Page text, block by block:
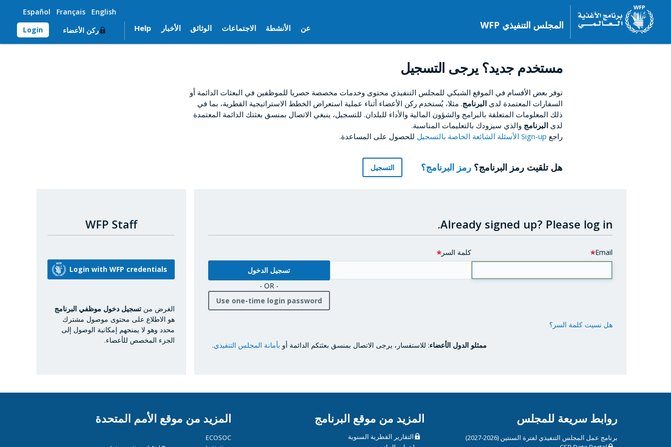
المجلس التنفيذي WFP
English
Français
Español
عن الأنشطة الاجتماعات الوثائق الأخبار Help ركن الأعضاء Login
مستخدم جديد؟ يرجى التسجيل
توفر بعض الأقسام في الموقع الشبكي للمجلس التنفيذي محتوى وخدمات مخصصة حصريا للموظفين في البعثات الدائمة أو
السفارات المعتمدة لدىالبرنامج. مثلا، يُستخدم ركن الأعضاء أثناء عملية استعراض الخطط الاستراتيجية القطرية، بما في
ذلك المعلومات المتعلقة بالبرامج والشؤون المالية والأداء للبلدان. للتسجيل، ينبغي الاتصال بمنسق بعثتك الدائمة المعتمدة
لدىالبرنامج والذي سيزودك بالتعليمات المناسبة.
راجع Sign-up الأسئلة الشائعة الخاصة بالتسجيل للحصول على المساعدة.
هل تلقيت رمز البرنامج؟رمز البرنامج؟ التسجيل
WFP Staff
الغرض من تسجيل دخول موظفي البرنامج
هو الاطلاع على محتوى موصول مشترك
محدد وهو لا يمنحهم إمكانية الوصول إلى
الجزء المخصص للأعضاء.
Already signed up? Please log in.
Email كلمة السر
- OR -
Use one-time login password
هل نسيت كلمة السر؟
ممثلو الدول الأعضاء: للاستفسار، يرجى الاتصال بمنسق بعثتكم الدائمة أو بأمانة المجلس التنفيذي.
روابط سريعة للمجلس
برنامج عمل المجلس التنفيذي لفترة السنتين (2026-2027)
المزيد من موقع البرنامج
التقارير القطرية السنوية
المزيد من موقع الأمم المتحدة
ECOSOC